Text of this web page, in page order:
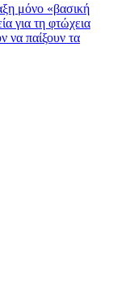
μόνο «βασική
για τη φτώχεια
να παίξουν τα